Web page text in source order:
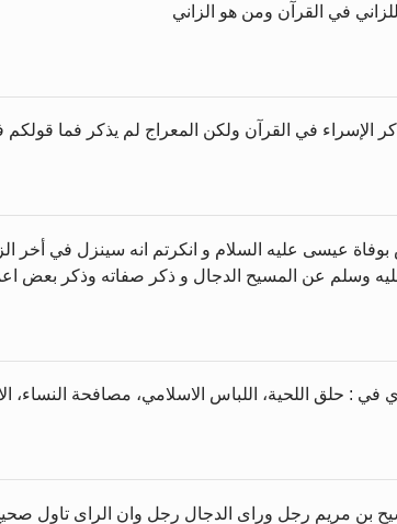
في القرآن ومن هو الزاني
الإسراء في القرآن ولكن المعراج لم يذكر فما قولكم
عيسى عليه السلام و انكرتم انه سينزل في أخر
وسلم عن المسيح الدجال و ذكر صفاته وذكر بعض
في : حلق اللحية، اللباس الاسلامي، مصافحة النساء،
بن مريم رجل وراى الدجال رجل وان الراى تاول